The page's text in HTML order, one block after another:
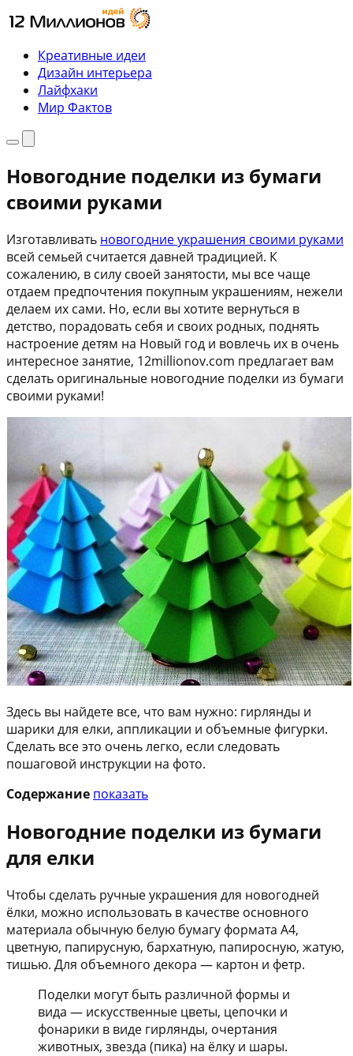
Перейти
к
содержимому
Креативные идеи
Дизайн интерьера
Лайфхаки
Мир Фактов
МенюПоиск
Новогодние поделки из бумаги
своими руками
Изготавливать новогодние украшения своими руками
всей семьей считается давней традицией. К
сожалению, в силу своей занятости, мы все чаще
отдаем предпочтения покупным украшениям, нежели
делаем их сами. Но, если вы хотите вернуться в
детство, порадовать себя и своих родных, поднять
настроение детям на Новый год и вовлечь их в очень
интересное занятие, 12millionov.com предлагает вам
сделать оригинальные новогодние поделки из бумаги
своими руками!
Здесь вы найдете все, что вам нужно: гирлянды и
шарики для елки, аппликации и объемные фигурки.
Сделать все это очень легко, если следовать
пошаговой инструкции на фото.
Содержание показать
Новогодние поделки из бумаги
для елки
Чтобы сделать ручные украшения для новогодней
ёлки, можно использовать в качестве основного
материала обычную белую бумагу формата А4,
цветную, папирусную, бархатную, папиросную, жатую,
тишью. Для объемного декора — картон и фетр.
Поделки могут быть различной формы и
вида — искусственные цветы, цепочки и
фонарики в виде гирлянды, очертания
животных, звезда (пика) на ёлку и шары.